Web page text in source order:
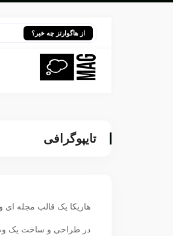
از هاگوارتز چه خبر؟
تایپوگرافی
هاریکا یک قالب مجله ای
در طراحی و ساخت یک وب